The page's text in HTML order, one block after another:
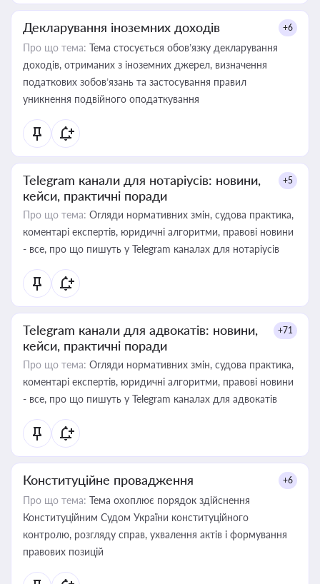
Декларування іноземних доходів +6
Про що тема: Тема стосується обов’язку декларування
доходів, отриманих з іноземних джерел, визначення
податкових зобов’язань та застосування правил
уникнення подвійного оподаткування
Telegram канали для нотаріусів: новини,
кейси, практичні поради
+5
Про що тема: Огляди нормативних змін, судова практика,
коментарі експертів, юридичні алгоритми, правові новини
- все, про що пишуть у Telegram каналах для нотаріусів
Telegram канали для адвокатів: новини,
кейси, практичні поради
+71
Про що тема: Огляди нормативних змін, судова практика,
коментарі експертів, юридичні алгоритми, правові новини
- все, про що пишуть у Telegram каналах для адвокатів
Конституційне провадження +6
Про що тема: Тема охоплює порядок здійснення
Конституційним Судом України конституційного
контролю, розгляду справ, ухвалення актів і формування
правових позицій